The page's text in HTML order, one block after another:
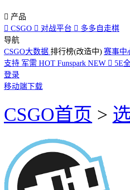
 产品
 CSGO  对战平台  多多自走棋
导航
CSGO大数据 排行榜(改造中) 赛事中
支持 军需 HOT Funspark NEW  5E
登录
移动端下载
CSGO首页 >